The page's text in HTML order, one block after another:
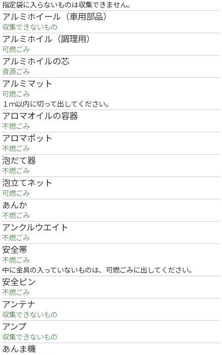
指定袋に入らないものは収集できません。
アルミホイール（車用部品）
収集できないもの
アルミホイル（調理用）
可燃ごみ
アルミホイルの芯
資源ごみ
アルミマット
可燃ごみ
１ｍ以内に切って出してください。
アロマオイルの容器
不燃ごみ
アロマポット
不燃ごみ
泡だて器
不燃ごみ
泡立てネット
可燃ごみ
あんか
不燃ごみ
アンクルウエイト
不燃ごみ
安全帯
不燃ごみ
中に金具の入っていないものは、可燃ごみに出してください。
安全ピン
不燃ごみ
アンテナ
収集できないもの
アンプ
収集できないもの
あんま機